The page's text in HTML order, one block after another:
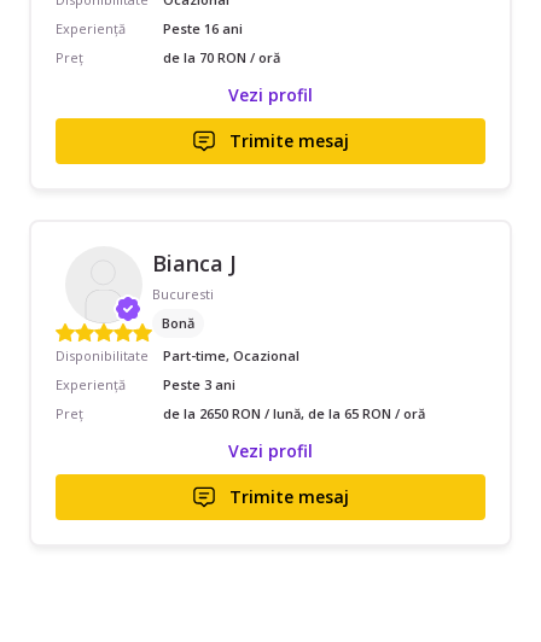
Experiență
Peste 16 ani
Preț
de la 70 RON / oră
Vezi profil
Trimite mesaj
Bianca J
Bucuresti
Bonă
Disponibilitate
Part-time, Ocazional
Experiență
Peste 3 ani
Preț
de la 2650 RON / lună, de la 65 RON / oră
Vezi profil
Trimite mesaj